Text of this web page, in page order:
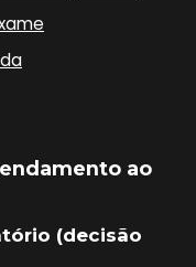
ao
(decisão